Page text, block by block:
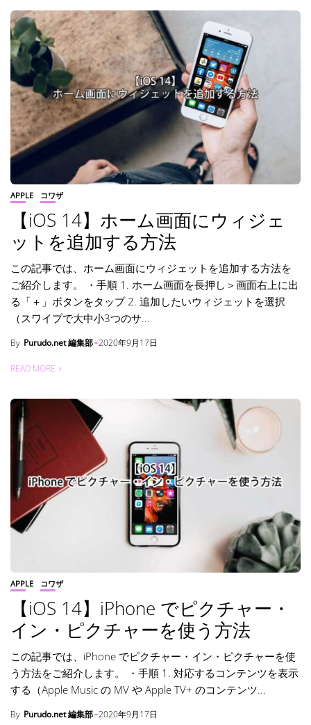
APPLE コワザ
【iOS 14】ホーム画面にウィジェ
ットを追加する方法
この記事では、ホーム画面にウィジェットを追加する方法を
ご紹介します。 ・手順 1. ホーム画面を長押し＞画面右上に出
る「＋」ボタンをタップ 2. 追加したいウィジェットを選択
（スワイプで大中小3つのサ...
By Purudo.net 編集部 2020年9月17日
READ MORE
APPLE コワザ
【iOS 14】iPhone でピクチャー・
イン・ピクチャーを使う方法
この記事では、iPhone でピクチャー・イン・ピクチャーを使
う方法をご紹介します。 ・手順 1. 対応するコンテンツを表示
する（Apple Music の MV や Apple TV+ のコンテンツ...
By Purudo.net 編集部 2020年9月17日